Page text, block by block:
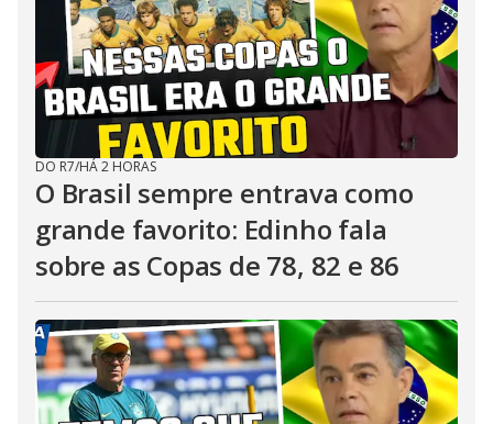
DO R7/HÁ 2 HORAS
O Brasil sempre entrava como
grande favorito: Edinho fala
sobre as Copas de 78, 82 e 86